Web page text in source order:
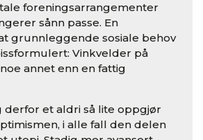
foreningsarrangementer
sånn passe. En
grunnleggende sosiale behov
Vinkvelder på
annet enn en fattig
derfor et aldri så lite oppgjør
i alle fall den delen